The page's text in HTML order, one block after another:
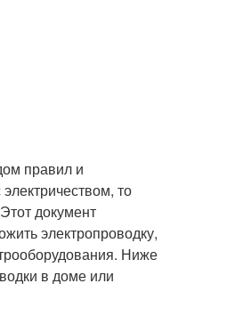
правил и
то
документ
электропроводку,
Ниже
в доме или